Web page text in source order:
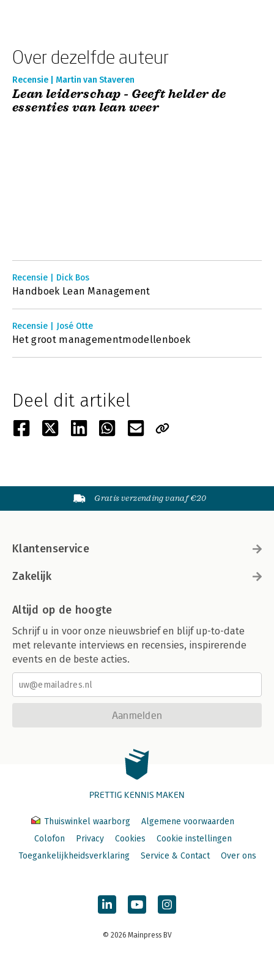
Over dezelfde auteur
Recensie | Martin van Staveren
Lean leiderschap - Geeft helder de
essenties van lean weer
Recensie | Dick Bos
Handboek Lean Management
Recensie | José Otte
Het groot managementmodellenboek
Deel dit artikel
Gratis verzending vanaf €20
Klantenservice
Zakelijk
Altijd op de hoogte
Schrijf u in voor onze nieuwsbrief en blijf up-to-date
met relevante interviews en recensies, inspirerende
events en de beste acties.
Aanmelden
PRETTIG KENNIS MAKEN
Thuiswinkel waarborg
Algemene voorwaarden
Colofon
Privacy Cookies
Cookie instellingen
Toegankelijkheidsverklaring
Service & Contact Over ons
© 2026 Mainpress BV